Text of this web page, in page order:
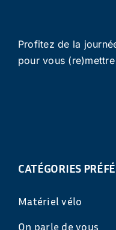
Profitez de la
pour vous
CATÉGORIES
Matériel vélo
On parle de vous